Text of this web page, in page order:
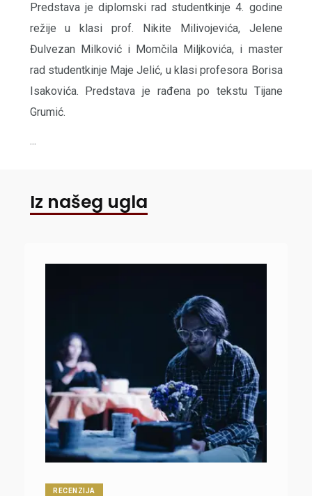
Predstava je diplomski rad studentkinje 4. godine
režije u klasi prof. Nikite Milivojevića, Jelene
Đulvezan Milković i Momčila Miljkovića, i master
rad studentkinje Maje Jelić, u klasi profesora Borisa
Isakovića. Predstava je rađena po tekstu Tijane
Grumić.
...
Iz našeg ugla
RECENZIJA